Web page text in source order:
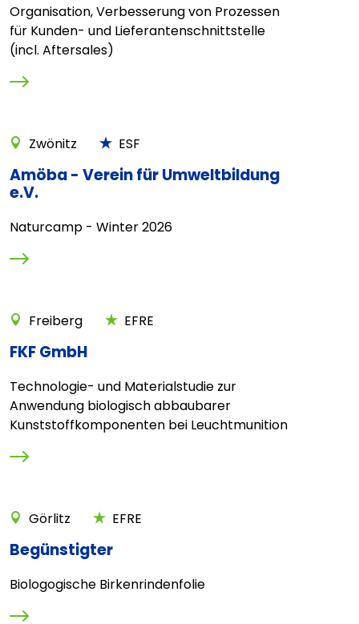
Organisation, Verbesserung von Prozessen
für Kunden- und Lieferantenschnittstelle
(incl. Aftersales)
Zwönitz ESF
Amöba - Verein für Umweltbildung
e.V.
Naturcamp - Winter 2026
Freiberg EFRE
FKF GmbH
Technologie- und Materialstudie zur
Anwendung biologisch abbaubarer
Kunststoffkomponenten bei Leuchtmunition
Görlitz EFRE
Begünstigter
Biologogische Birkenrindenfolie